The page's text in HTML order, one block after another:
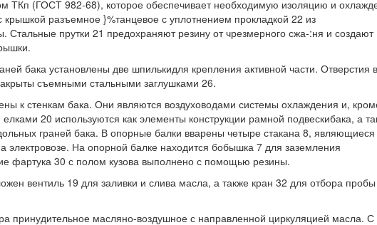
ТКп (ГОСТ 982-68), которое обеспечивает необходимую изоляцию и
разъемное }%танцевое с уплотнением прокладкой 22 из
Стальные прутки 21 предохраняют резину от чрезмерного сжа-:ня и создают
бака установлены две шпилькидля крепления активной части. Отверстия
съемными стальными заглушками 26.
к стенкам бака. Они являются воздуховодами системы охлаждения и,
20 используются как элементы конструкции рамной подвескибака, а
граней бака. В опорные балки вварены четыре стакана 8, являющиеся
На опорной балке находится бобышка 7 для заземления
фартука 30 с полом кузова выполнено с помощью резины.
вентиль 19 для заливки и слива масла, а также кран 32 для отбора пробы
принудительное масляно-воздушное с направленной циркуляцией масла. С